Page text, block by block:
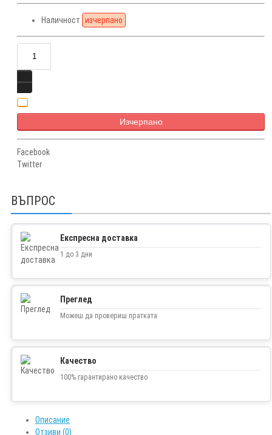
Наличност изчерпано
Изчерпано
Facebook
Twitter
ВЪПРОС
Експресна доставка
1 до 3 дни
Преглед
Можеш да провериш пратката
Качество
100% гарантирано качество
Описание
Отзиви (0)